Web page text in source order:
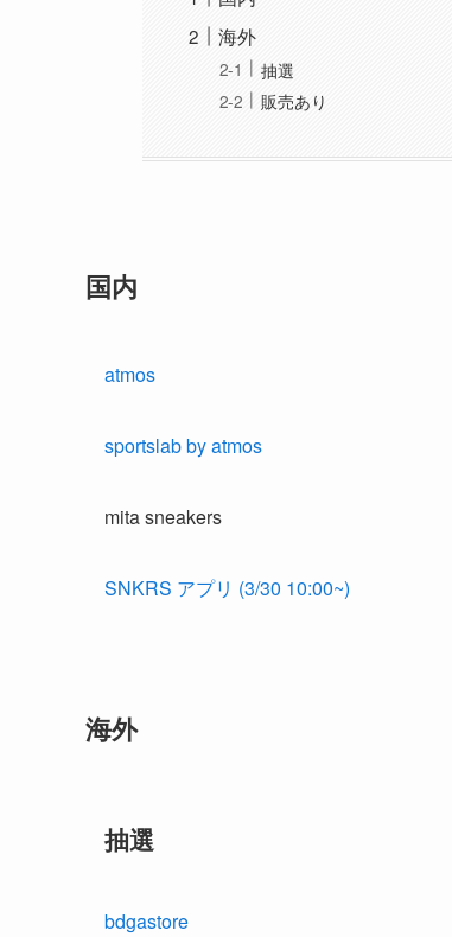
海外
抽選
販売あり
国内
atmos
sportslab by atmos
mita sneakers
SNKRS アプリ (3/30 10:00~)
海外
抽選
bdgastore